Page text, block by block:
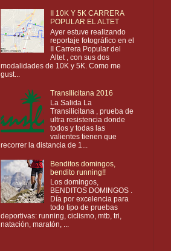
II 10K Y 5K CARRERA
POPULAR EL ALTET
Ayer estuve realizando
reportaje fotográfico en el
II Carrera Popular del
Altet , con sus dos
modalidades de 10K y 5K. Como me
gust...
TransIlicitana 2016
La Salida La
Transilicitana , prueba de
ultra resistencia donde
todos y todas las
valientes tienen que
recorrer la distancia de 1...
Benditos domingos,
bendito running!!
Los domingos,
BENDITOS DOMINGOS .
Día por excelencia para
todo tipo de pruebas
deportivas: running, ciclismo, mtb, tri,
natación, maratón, ...